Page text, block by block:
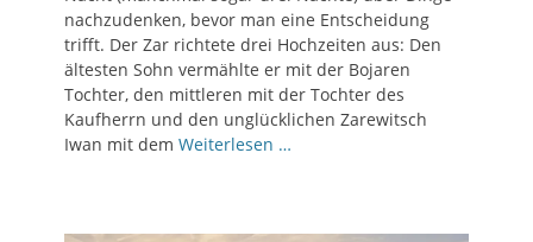
nachzudenken, bevor man eine Entscheidung
trifft. Der Zar richtete drei Hochzeiten aus: Den
ältesten Sohn vermählte er mit der Bojaren
Tochter, den mittleren mit der Tochter des
Kaufherrn und den unglücklichen Zarewitsch
Iwan mit dem Weiterlesen …